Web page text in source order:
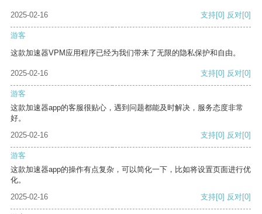
2025-02-16 支持[0] 反对[0]
游客
这款加速器VPM应用程序已经为我们带来了无限的隐私保护和自由。
2025-02-16 支持[0] 反对[0]
游客
这款加速器app的客服很贴心，遇到问题都能及时解决，服务态度非常
好。
2025-02-16
支持[0] 反对[0]
游客
这款加速器app的操作有点复杂，可以简化一下，比如将设置页面进行优
化。
2025-02-16
支持[0] 反对[0]